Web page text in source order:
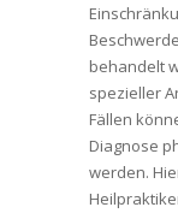
behandelt
spezieller
Fällen
Diagnose
werden.